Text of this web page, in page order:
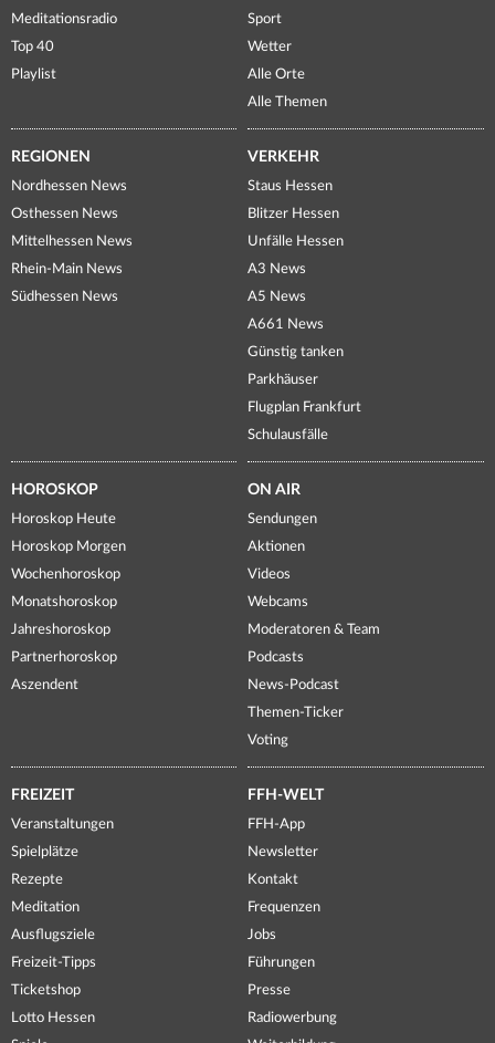
Meditationsradio
Top 40
Playlist
Sport
Wetter
Alle Orte
Alle Themen
REGIONEN
Nordhessen News
Osthessen News
Mittelhessen News
Rhein-Main News
Südhessen News
VERKEHR
Staus Hessen
Blitzer Hessen
Unfälle Hessen
A3 News
A5 News
A661 News
Günstig tanken
Parkhäuser
Flugplan Frankfurt
Schulausfälle
HOROSKOP
Horoskop Heute
Horoskop Morgen
Wochenhoroskop
Monatshoroskop
Jahreshoroskop
Partnerhoroskop
Aszendent
ON AIR
Sendungen
Aktionen
Videos
Webcams
Moderatoren & Team
Podcasts
News-Podcast
Themen-Ticker
Voting
FREIZEIT
Veranstaltungen
Spielplätze
Rezepte
Meditation
Ausflugsziele
Freizeit-Tipps
Ticketshop
Lotto Hessen
FFH-WELT
FFH-App
Newsletter
Kontakt
Frequenzen
Jobs
Führungen
Presse
Radiowerbung